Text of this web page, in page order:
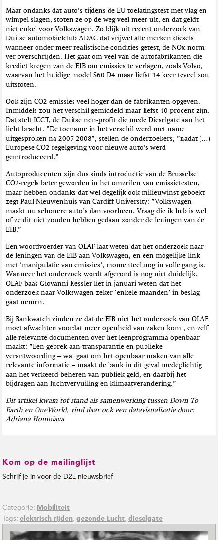
Maar ondanks dat auto’s tijdens de EU-toelatingstest met vlag en
wimpel slagen, stoten ze op de weg veel meer uit, en dat geldt
niet enkel voor Volkswagen. Zo blijk uit recent onderzoek van
Duitse automobielclub ADAC dat vrijwel alle merken diesels
wanneer onder meer realistische condities getest, de NOx-norm
ver overschrijden. Het gaat om veel van de autofabrikanten die
krediet kregen van de EIB om emissies te verlagen, zoals Volvo,
waarvan het huidige model S60 D4 maar liefst 14 keer teveel zou
uitstoten.
Ook zijn CO2-emissies veel hoger dan de fabrikanten opgeven.
Inmiddels zou het verschil gemiddeld maar liefst 40 procent zijn.
Dat stelt ICCT, de Duitse non-profit die mede Dieselgate aan het
licht bracht. ”De toename in het verschil werd met name
uitgesproken na 2007-2008”, stellen de onderzoekers, ”nadat (…)
Europese CO2-regelgeving voor nieuwe auto’s werd
geïntroduceerd.”
Autoproducenten zijn dus sinds introductie van de Brusselse
CO2-regels beter geworden in het omzeilen van emissietesten,
maar hebben ondanks dat wel degelijk ook milieuwinst geboekt
zegt Paul Nieuwenhuis van Cardiff University: ”Volkswagen
maakt nu schonere auto’s dan voorheen. Vraag die ik heb is wel
of ze dit niet zouden hebben gedaan zonder de leningen van de
EIB.”
Een woordvoerder van OLAF laat weten dat het onderzoek naar
de leningen van de EIB aan Volkswagen, en een mogelijke link
met ‘manipulatie van emissies’, momenteel nog in volle gang is.
Wanneer het onderzoek wordt afgerond is nog niet duidelijk.
OLAF-baas Giovanni Kessler liet in januari weten dat het
onderzoek naar Volkswagen zeker ‘enkele maanden’ in beslag
gaat nemen.
Bij Bankwatch vinden ze dat de EIB niet het onderzoek van OLAF
moet afwachten voordat meer openheid van zaken komt, en zelf
alle relevante documenten over het leenprogramma openbaar
maakt: ”Een gebrek aan transparantie en publieke
verantwoording – wat gaat om het openbaar maken van alle
relevante informatie – maakt de bank in dit geval medeplichtig
aan het verkeerd beheren van publiek geld, en daarbij het
bijdragen aan luchtvervuiling en klimaatverandering.”
Dit artikel kwam tot stand als samenwerking tussen Down To
Earth en OneWorld, vind daar ook een datavisualisatie door:
Adriana Homolava
Kom op de mailinglijst
Schrijf je in voor de D2E nieuwsbrief
Categorie: Mobiliteit
Tags: elektrisch rijden, gezonde Lucht, dieselgate